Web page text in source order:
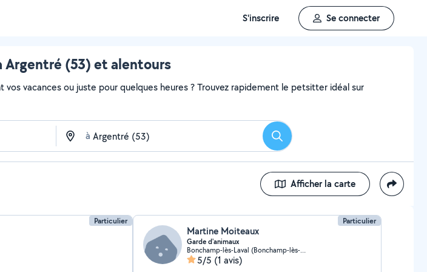
S'inscrire Se connecter
Argentré (53) et alentours
vacances ou juste pour quelques heures ? Trouvez rapidement le petsitter idéal sur
à Rechercher
Afficher la carte
Particulier Particulier
Martine Moiteaux
Garde d'animaux
Bonchamp-lès-Laval (Bonchamp-lès-Laval)
5/5 (1 avis)